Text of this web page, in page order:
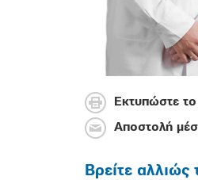
Εκτυπώστε
Αποστολή
Βρείτε αλλιώς